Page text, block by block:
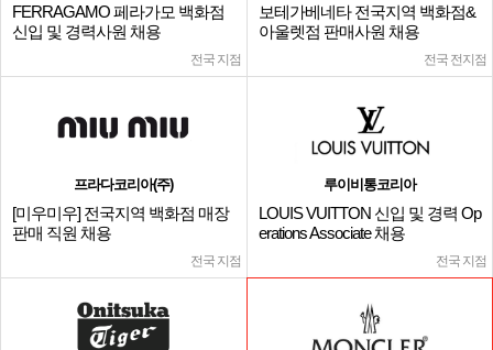
FERRAGAMO 페라가모 백화점
신입 및 경력사원 채용
전국 지점
보테가베네타 전국지역 백화점&
아울렛점 판매사원 채용
전국 전지점
프라다코리아(주)
[미우미우] 전국지역 백화점 매장
판매 직원 채용
전국 지점
루이비통코리아
LOUIS VUITTON 신입 및 경력 Op
erations Associate 채용
전국 지점